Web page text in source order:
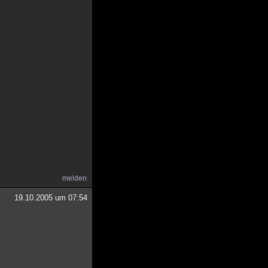
melden
19.10.2005 um 07:54